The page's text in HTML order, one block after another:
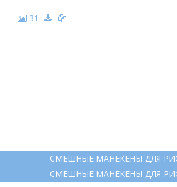
31
СМЕШНЫЕ МАНЕКЕНЫ ДЛЯ
СМЕШНЫЕ МАНЕКЕНЫ ДЛЯ